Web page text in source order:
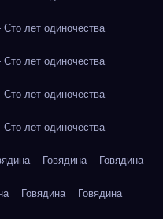
лет одиночества
лет одиночества
лет одиночества
лет одиночества
Говядина Говядина
Говядина Говядина